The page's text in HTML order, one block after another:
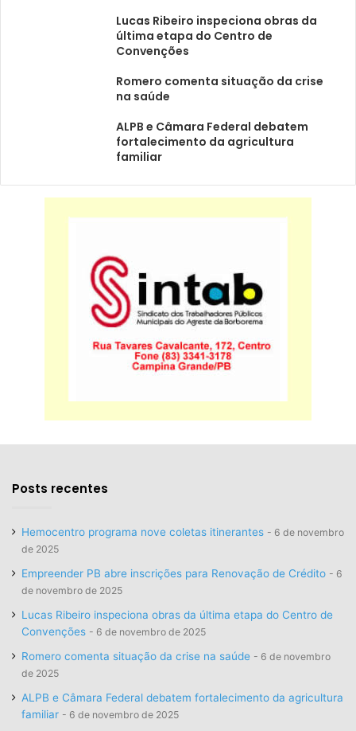
Lucas Ribeiro inspeciona obras da
última etapa do Centro de
Convenções
Romero comenta situação da crise
na saúde
ALPB e Câmara Federal debatem
fortalecimento da agricultura
familiar
Posts recentes
Hemocentro programa nove coletas itinerantes
6 de novembro
de 2025
Empreender PB abre inscrições para Renovação de Crédito
6
de novembro de 2025
Lucas Ribeiro inspeciona obras da última etapa do Centro de
Convenções
6 de novembro de 2025
Romero comenta situação da crise na saúde
6 de novembro
de 2025
ALPB e Câmara Federal debatem fortalecimento da agricultura
familiar
6 de novembro de 2025